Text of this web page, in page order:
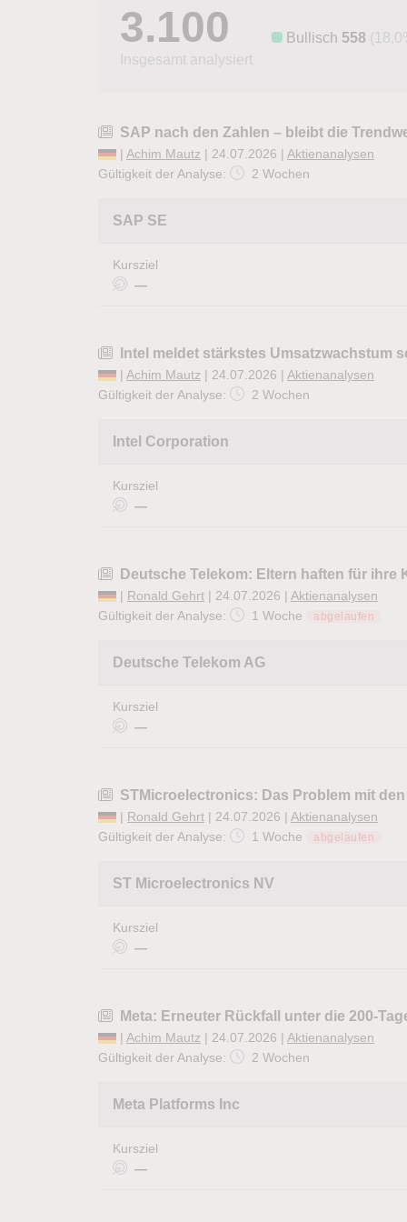
3.100
Insgesamt analysiert
Bullisch 558
SAP nach den Zahlen – bleibt die
| Achim Mautz | 24.07.2026 | Aktienanalysen
Gültigkeit der Analyse:
2 Wochen
SAP SE
Kursziel
—
Intel meldet stärkstes Umsatzwachstum
| Achim Mautz | 24.07.2026 | Aktienanalysen
Gültigkeit der Analyse:
2 Wochen
Intel Corporation
Kursziel
—
Deutsche Telekom: Eltern haften für ihre
| Ronald Gehrt | 24.07.2026 | Aktienanalysen
Gültigkeit der Analyse:
1 Woche abgelaufen
Deutsche Telekom AG
Kursziel
—
STMicroelectronics: Das Problem mit
| Ronald Gehrt | 24.07.2026 | Aktienanalysen
Gültigkeit der Analyse:
1 Woche abgelaufen
ST Microelectronics NV
Kursziel
—
Meta: Erneuter Rückfall unter die 200-
| Achim Mautz | 24.07.2026 | Aktienanalysen
Gültigkeit der Analyse:
2 Wochen
Meta Platforms Inc
Kursziel
—